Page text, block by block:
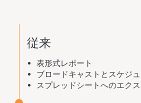
従来
表形式レポート
ブロードキャストとスケジ
スプレッドシートへのエク